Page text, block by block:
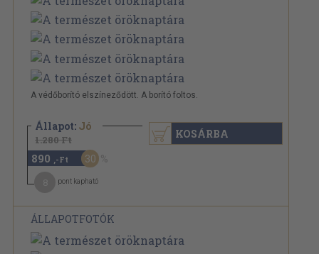
A védőborító elszíneződött. A borító foltos.
Állapot: Jó
1.280 Ft
890 ,-Ft 30
pont kapható
KOSÁRBA
ÁLLAPOTFOTÓK